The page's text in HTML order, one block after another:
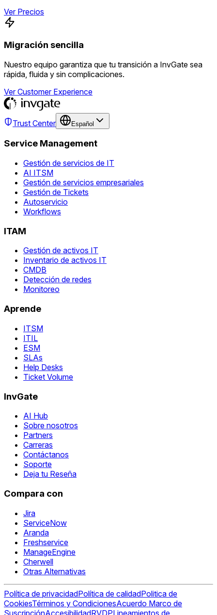
Ver Precios
Migración sencilla
Nuestro equipo garantiza que tu transición a InvGate sea
rápida, fluida y sin complicaciones.
Ver Customer Experience
Trust Center Español
Service Management
Gestión de servicios de IT
AI ITSM
Gestión de servicios empresariales
Gestión de Tickets
Autoservicio
Workflows
ITAM
Gestión de activos IT
Inventario de activos IT
CMDB
Detección de redes
Monitoreo
Aprende
ITSM
ITIL
ESM
SLAs
Help Desks
Ticket Volume
InvGate
AI Hub
Sobre nosotros
Partners
Carreras
Contáctanos
Soporte
Deja tu Reseña
Compara con
Jira
ServiceNow
Aranda
Freshservice
ManageEngine
Cherwell
Otras Alternativas
Política de privacidadPolítica de calidadPolitica de
CookiesTérminos y CondicionesAcuerdo Marco de
SuscripciónAccesibilidadRVDPLineamientos de